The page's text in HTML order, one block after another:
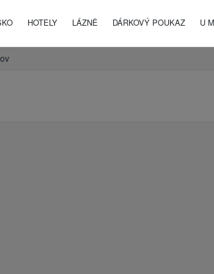
HOTELY LÁZNĚ DÁRKOVÝ POUKAZ U